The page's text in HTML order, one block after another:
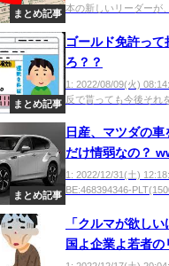
まとめ記事
本の新しいリーダーが
まとめ記事
ゴールド免許っ
ろ？？
1: 2022/08/09(火)
反で貰っても今後それ
まとめ記事
日産、マツダの
だけ情弱なの？
1: 2022/12/31(土)
BE:468394346-
「クルマが欲し
国よ企業よ若者